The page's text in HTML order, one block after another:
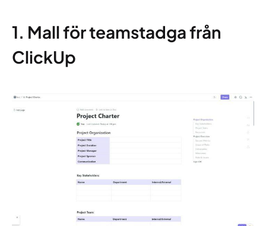
1. Mall för teamstadga från
ClickUp